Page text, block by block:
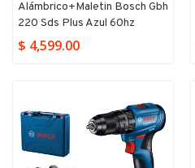
Alámbrico+maletin Bosch Gbh
220 Sds Plus Azul 60hz
$ 4,599.00